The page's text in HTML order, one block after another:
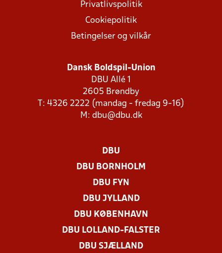
Privatlivspolitik
Cookiepolitik
Betingelser og vilkår
Dansk Boldspil-Union
DBU Allé 1
2605 Brøndby
T: 4326 2222 (mandag - fredag 9-16)
M: dbu@dbu.dk
DBU
DBU BORNHOLM
DBU FYN
DBU JYLLAND
DBU KØBENHAVN
DBU LOLLAND-FALSTER
DBU SJÆLLAND